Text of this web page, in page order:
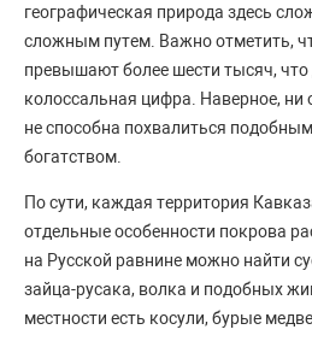
географическая природа здесь
сложным путем. Важно отметить,
превышают более шести тысяч, что
колоссальная цифра. Наверное, ни
не способна похвалиться
богатством.
По сути, каждая территория
отдельные особенности покрова
на Русской равнине можно найти
зайца-русака, волка и подобных
местности есть косули, бурые